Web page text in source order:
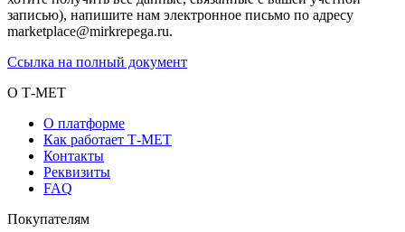
записью), напишите нам электронное письмо по адресу
marketplace@mirkrepega.ru.
Ссылка на полный документ
О Т-МЕТ
О платформе
Как работает Т-МЕТ
Контакты
Реквизиты
FAQ
Покупателям